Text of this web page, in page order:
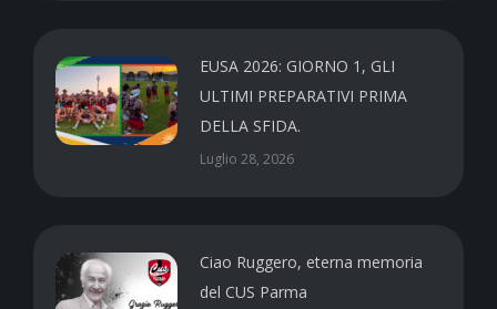
EUSA 2026: GIORNO 1, GLI
ULTIMI PREPARATIVI PRIMA
DELLA SFIDA.
Luglio 28, 2026
Ciao Ruggero, eterna memoria
del CUS Parma